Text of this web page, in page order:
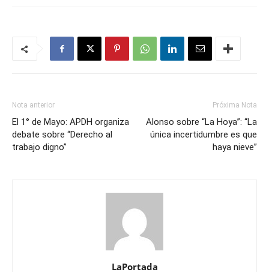
Nota anterior
El 1° de Mayo: APDH organiza
debate sobre “Derecho al
trabajo digno”
Próxima Nota
Alonso sobre “La Hoya”: “La
única incertidumbre es que
haya nieve”
LaPortada